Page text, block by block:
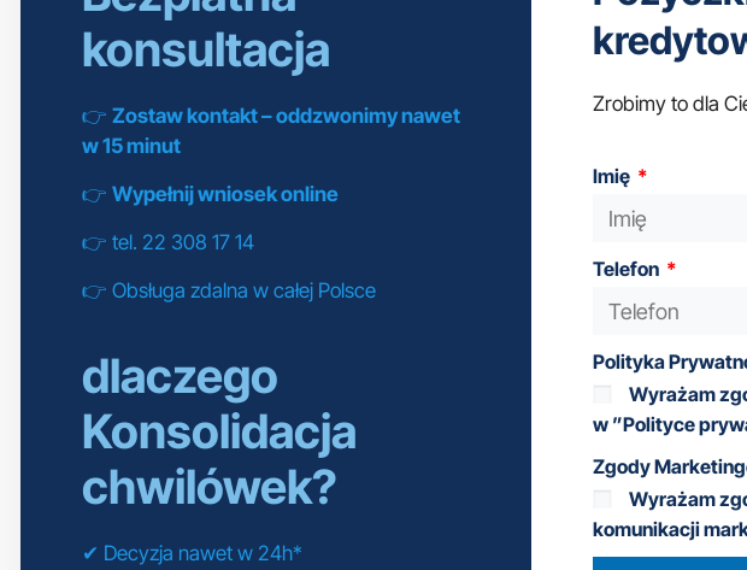
konsultacja
👉 Zostaw kontakt – oddzwonimy nawet
w 15 minut
👉 Wypełnij wniosek online
👉 tel. 22 308 17 14
👉 Obsługa zdalna w całej Polsce
dlaczego
Konsolidacja
chwilówek?
✔ Decyzja nawet w 24h*
Zrobimy to dla
Imię
Telefon
Polityka
Wyrażam
w ”Polityce
Zgody
Wyrażam
komunikacji